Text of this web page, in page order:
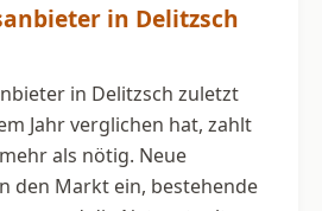
in Delitzsch
in Delitzsch zuletzt
Jahr verglichen hat, zahlt
als nötig. Neue
den Markt ein, bestehende